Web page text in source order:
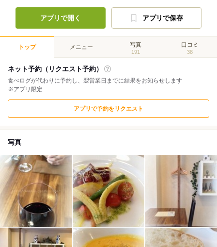
アプリで開く アプリで保存
トップ メニュー 写真
191
口コミ
38
ネット予約（リクエスト予約）
食べログが代わりに予約し、翌営業日までに結果をお知らせします
※アプリ限定
アプリで予約をリクエスト
写真